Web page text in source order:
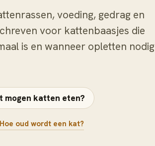
voeding, gedrag en
voor kattenbaasjes die
is en wanneer opletten nodig
mogen katten eten?
Hoe oud wordt een kat?